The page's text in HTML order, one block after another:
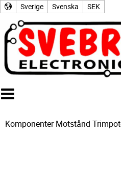
Sverige Svenska SEK
Komponenter Motstånd